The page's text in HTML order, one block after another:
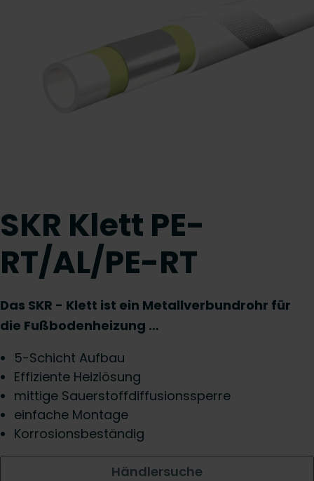
SKR Klett PE-
RT/AL/PE-RT
Das SKR - Klett ist ein Metallverbundrohr für
die Fußbodenheizung …
5-Schicht Aufbau
Effiziente Heizlösung
mittige Sauerstoffdiffusionssperre
einfache Montage
Korrosionsbeständig
Händlersuche